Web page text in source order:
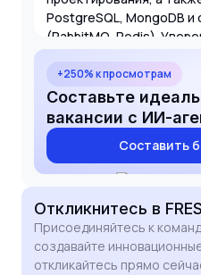
PostgreSQL, MongoDB
(RabbitMQ, Redis).
самостоятельность в
готовность
планировании помогут
новых амбициозных
мой вклад в проект на
+250% к просмотрам
Составьте
вакансии с ИИ-
Составить
Откликнитесь в
Присоединяйтесь к
создавайте
откликайтесь прямо